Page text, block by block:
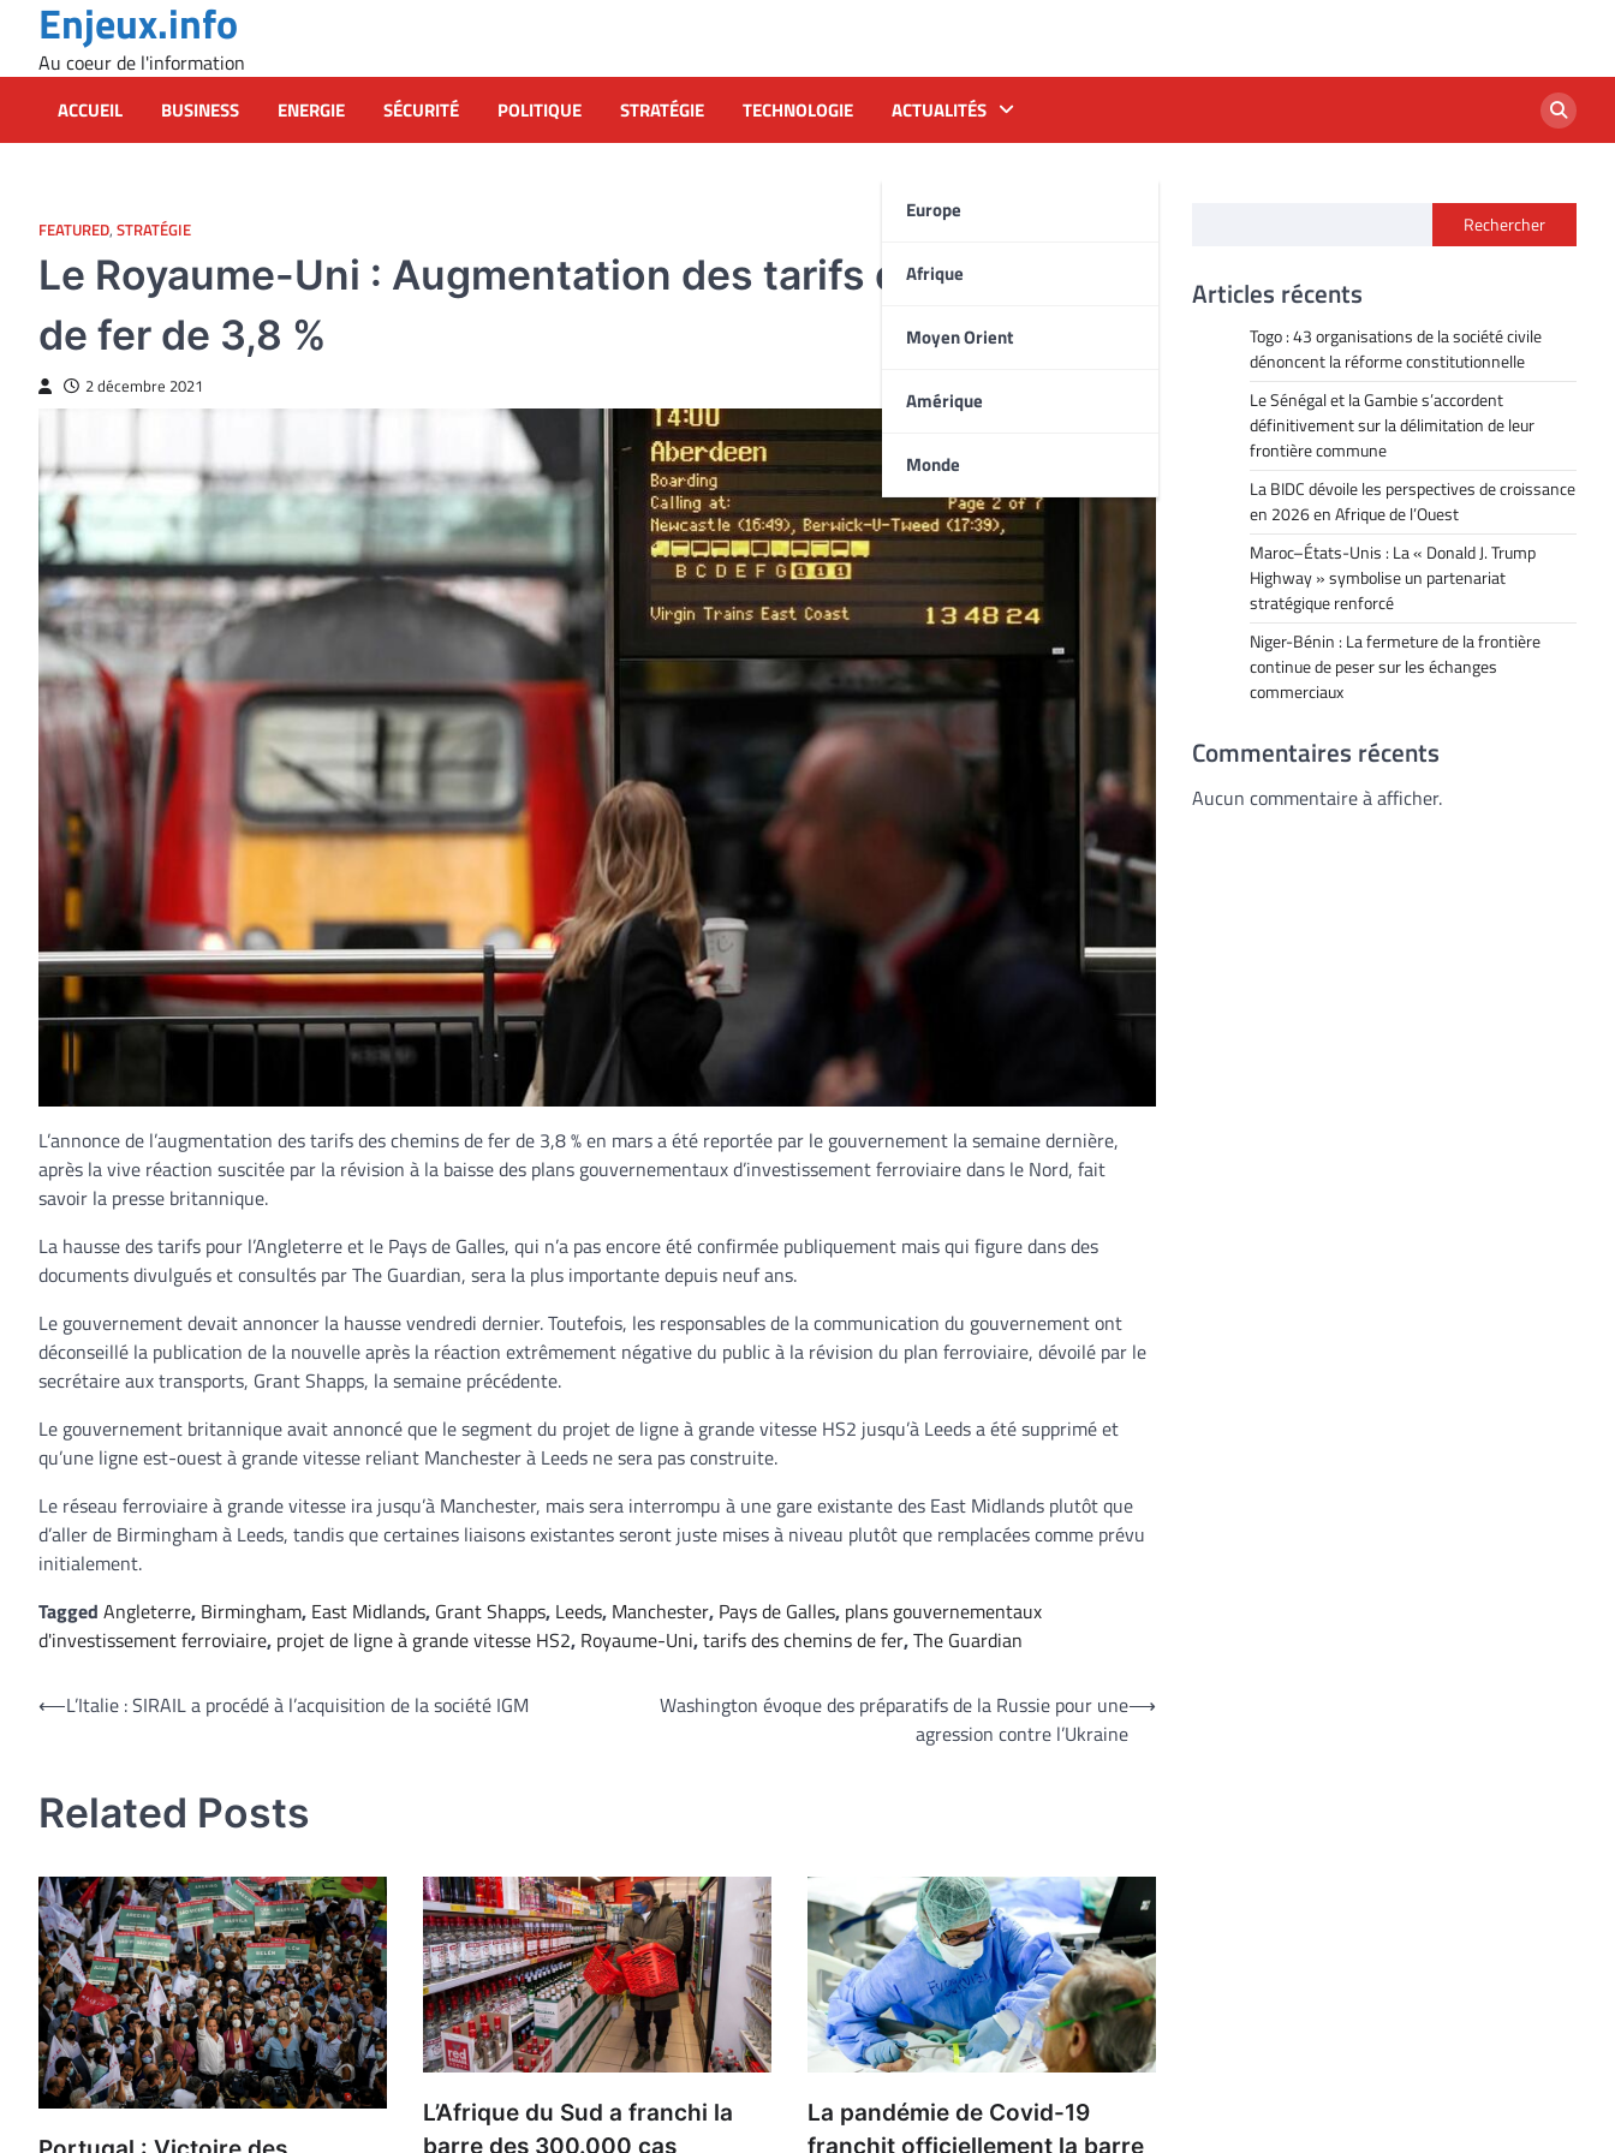
content
Enjeux.info
Au coeur de l'information
ACCUEIL BUSINESS ENERGIE SÉCURITÉ POLITIQUE STRATÉGIE TECHNOLOGIE ACTUALITÉS
Europe
Afrique
Moyen Orient
Amérique
Monde
FEATURED, STRATÉGIE
Le Royaume-Uni : Augmentation des tarifs des chemins
de fer de 3,8 %
2 décembre 2021
L’annonce de l’augmentation des tarifs des chemins de fer de 3,8 % en mars a été reportée par le gouvernement la semaine dernière,
après la vive réaction suscitée par la révision à la baisse des plans gouvernementaux d’investissement ferroviaire dans le Nord, fait
savoir la presse britannique.
La hausse des tarifs pour l’Angleterre et le Pays de Galles, qui n’a pas encore été confirmée publiquement mais qui figure dans des
documents divulgués et consultés par The Guardian, sera la plus importante depuis neuf ans.
Le gouvernement devait annoncer la hausse vendredi dernier. Toutefois, les responsables de la communication du gouvernement ont
déconseillé la publication de la nouvelle après la réaction extrêmement négative du public à la révision du plan ferroviaire, dévoilé par le
secrétaire aux transports, Grant Shapps, la semaine précédente.
Le gouvernement britannique avait annoncé que le segment du projet de ligne à grande vitesse HS2 jusqu’à Leeds a été supprimé et
qu’une ligne est-ouest à grande vitesse reliant Manchester à Leeds ne sera pas construite.
Le réseau ferroviaire à grande vitesse ira jusqu’à Manchester, mais sera interrompu à une gare existante des East Midlands plutôt que
d’aller de Birmingham à Leeds, tandis que certaines liaisons existantes seront juste mises à niveau plutôt que remplacées comme prévu
initialement.
Tagged Angleterre, Birmingham, East Midlands, Grant Shapps, Leeds, Manchester, Pays de Galles, plans gouvernementaux
d'investissement ferroviaire, projet de ligne à grande vitesse HS2, Royaume-Uni,tarifs des chemins de fer,The Guardian
Navigation
⟵L’Italie : SIRAIL a procédé à l’acquisition de la société IGM
Washington évoque des préparatifs de la Russie pour une
agression contre l’Ukraine
⟶
Related Posts
L’Afrique du Sud a franchi la
barre des 300.000 cas
La pandémie de Covid-19
franchit officiellement la barre
Rechercher
Articles récents
Togo : 43 organisations de la société civile
dénoncent la réforme constitutionnelle
Le Sénégal et la Gambie s’accordent
définitivement sur la délimitation de leur
frontière commune
La BIDC dévoile les perspectives de croissance
en 2026 en Afrique de l’Ouest
Maroc–États-Unis : La « Donald J. Trump
Highway » symbolise un partenariat
stratégique renforcé
Niger-Bénin : La fermeture de la frontière
continue de peser sur les échanges
commerciaux
Commentaires récents
Aucun commentaire à afficher.